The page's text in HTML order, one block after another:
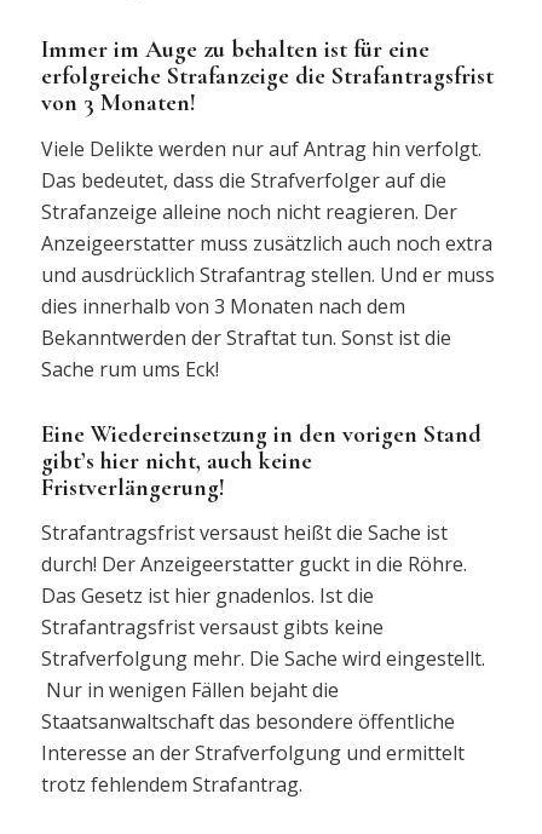
Immer im Auge zu behalten ist für eine
erfolgreiche Strafanzeige die Strafantragsfrist
von 3 Monaten!
Viele Delikte werden nur auf Antrag hin verfolgt.
Das bedeutet, dass die Strafverfolger auf die
Strafanzeige alleine noch nicht reagieren. Der
Anzeigeerstatter muss zusätzlich auch noch extra
und ausdrücklich Strafantrag stellen. Und er muss
dies innerhalb von 3 Monaten nach dem
Bekanntwerden der Straftat tun. Sonst ist die
Sache rum ums Eck!
Eine Wiedereinsetzung in den vorigen Stand
gibt’s hier nicht, auch keine
Fristverlängerung!
Strafantragsfrist versaust heißt die Sache ist
durch! Der Anzeigeerstatter guckt in die Röhre.
Das Gesetz ist hier gnadenlos. Ist die
Strafantragsfrist versaust gibts keine
Strafverfolgung mehr. Die Sache wird eingestellt.
Nur in wenigen Fällen bejaht die
Staatsanwaltschaft das besondere öffentliche
Interesse an der Strafverfolgung und ermittelt
trotz fehlendem Strafantrag.